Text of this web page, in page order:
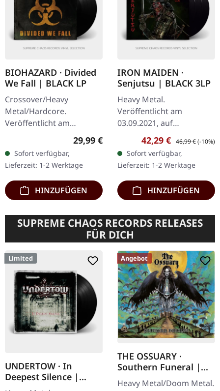
BIOHAZARD · Divided
We Fall | BLACK LP
Crossover/Heavy
Metal/Hardcore.
Veröffentlicht am
17.10.2025, auf BLKIIBLK.
Biohazard kehren mit
"Divided We Fall" zurück,
einem…
Regulärer Preis:
29,99 €
Sofort verfügbar,
Lieferzeit: 1-2 Werktage
HINZUFÜGEN
IRON MAIDEN ·
Senjutsu | BLACK 3LP
Heavy Metal.
Veröffentlicht am
03.09.2021, auf
Parlophone Records.
Schweres Dreifach-Vinyl
im Gatefold. Senjutsu ist
das beeindruckende 17.…
Verkaufspreis:
42,29 € Regulärer Preis:
46,99 €(-10%)
Sofort verfügbar,
Lieferzeit: 1-2 Werktage
HINZUFÜGEN
SUPREME CHAOS RECORDS RELEASES
FÜR DICH
Limited
UNDERTOW · In
Deepest Silence |
BLACK LP
Angebot
THE OSSUARY ·
Southern Funeral |
DIGIPAK CD
Heavy Metal/Doom Metal.